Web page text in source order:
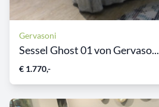
Gervasoni
Sessel Ghost 01 von Gervaso...
€ 1.770,-